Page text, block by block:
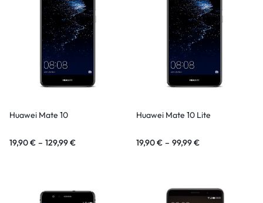
Huawei Mate 10
19,90€ – 129,99€
Huawei Mate 10 Lite
19,90€ – 99,99€